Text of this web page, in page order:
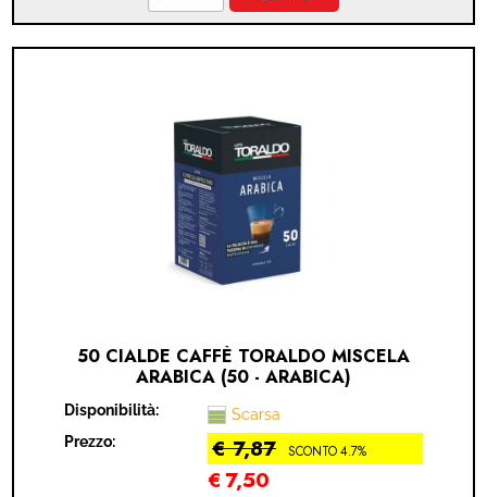
AREA INGROSSO
50 CIALDE CAFFÈ TORALDO MISCELA
ARABICA (50 - ARABICA)
Disponibilità:
Scarsa
Prezzo:
€ 7,87 SCONTO 4.7%
€ 7,50